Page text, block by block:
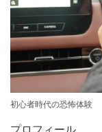
初心者時代の恐怖体験